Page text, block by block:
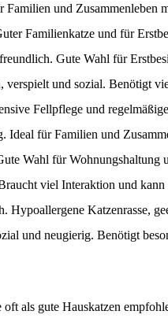
und Zusammenleben
Familienkatze und für
Gute Wahl für
verspielt und sozial. Benötigt
Fellpflege und
Ideal für Familien und
Wahl für Wohnungshaltung
viel Interaktion und kann
Hypoallergene Katzenrasse,
und neugierig. Benötigt
als gute Hauskatzen